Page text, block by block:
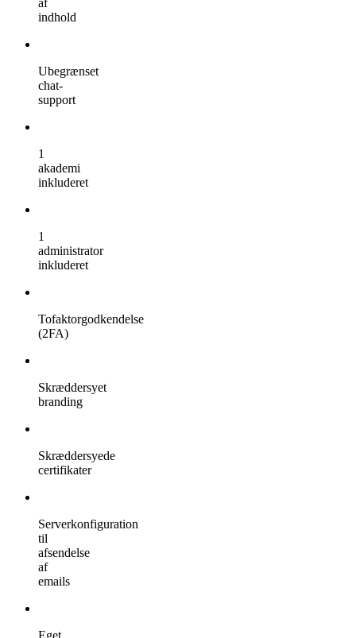
indhold
Ubegrænset
chat-
support
1
akademi
inkluderet
1
administrator
inkluderet
Tofaktorgodkendelse
(2FA)
Skræddersyet
branding
Skræddersyede
certifikater
Serverkonfiguration
til
afsendelse
af
emails
Eget